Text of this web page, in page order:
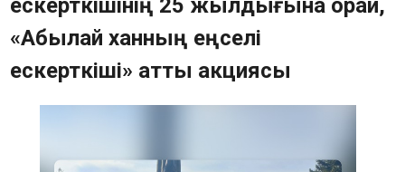
Тарихи-мәдени мұра ескерткіштерінің
картасы
Бейне
ескерткішінің 25 жылдығына орай,
«Абылай ханның еңселі
ескерткіші» атты акциясы